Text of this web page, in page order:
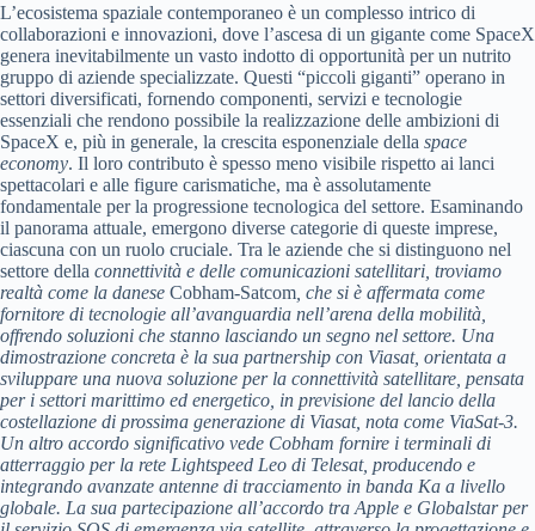
L’ecosistema spaziale contemporaneo è un complesso intrico di
collaborazioni e innovazioni, dove l’ascesa di un gigante come SpaceX
genera inevitabilmente un vasto indotto di opportunità per un nutrito
gruppo di aziende specializzate. Questi “piccoli giganti” operano in
settori diversificati, fornendo componenti, servizi e tecnologie
essenziali che rendono possibile la realizzazione delle ambizioni di
SpaceX e, più in generale, la crescita esponenziale della space
economy. Il loro contributo è spesso meno visibile rispetto ai lanci
spettacolari e alle figure carismatiche, ma è assolutamente
fondamentale per la progressione tecnologica del settore. Esaminando
il panorama attuale, emergono diverse categorie di queste imprese,
ciascuna con un ruolo cruciale. Tra le aziende che si distinguono nel
settore della connettività e delle comunicazioni satellitari , troviamo
realtà come la danese Cobham-Satcom , che si è affermata come
fornitore di tecnologie all’avanguardia nell’arena della mobilità,
offrendo soluzioni che stanno lasciando un segno nel settore. Una
dimostrazione concreta è la sua partnership con Viasat, orientata a
sviluppare una nuova soluzione per la connettività satellitare, pensata
per i settori marittimo ed energetico, in previsione del lancio della
costellazione di prossima generazione di Viasat, nota come ViaSat-3.
Un altro accordo significativo vede Cobham fornire i terminali di
atterraggio per la rete Lightspeed Leo di Telesat, producendo e
integrando avanzate antenne di tracciamento in banda Ka a livello
globale. La sua partecipazione all’accordo tra Apple e Globalstar per